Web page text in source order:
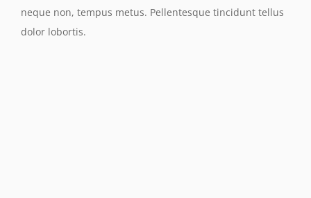
neque non, tempus metus. Pellentesque tincidunt tellus
dolor lobortis.